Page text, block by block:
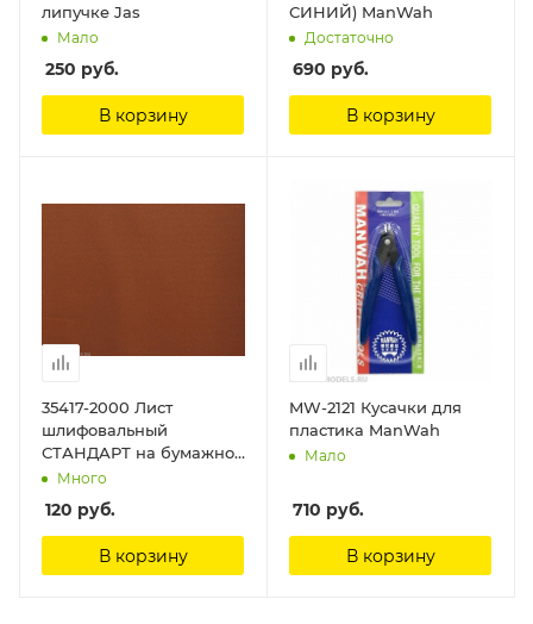
липучке Jas
Мало
250 руб.
В корзину
СИНИЙ) ManWah
Достаточно
690 руб.
В корзину
35417-2000 Лист
шлифовальный
СТАНДАРТ на бумажной
основе, водостойкий
230х280мм, Р2000, 5шт
Зубр
Много
120 руб.
В корзину
MW-2121 Кусачки для
пластика ManWah
Мало
710 руб.
В корзину